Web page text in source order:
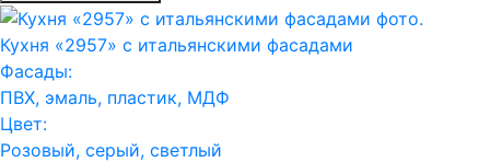
Кухня «2957» с итальянскими фасадами
Фасады:
ПВХ, эмаль, пластик, МДФ
Цвет:
Розовый, серый, светлый